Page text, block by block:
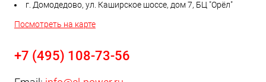
г. Домодедово, ул. Каширское шоссе, дом 7, БЦ "Орёл"
Посмотреть на карте
+7 (495) 108-73-56